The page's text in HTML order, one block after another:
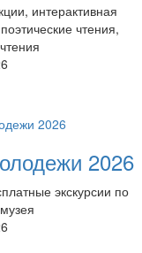
интерактивная
чтения,
2026
экскурсии по